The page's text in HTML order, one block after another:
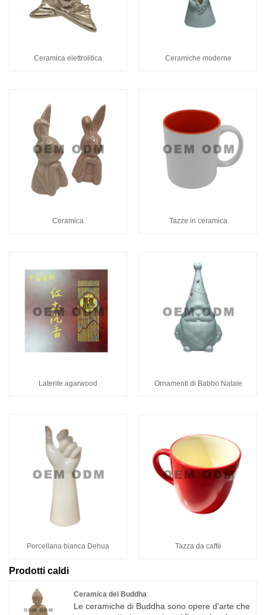
Ceramica elettrolitica Ceramiche moderne
Ceramica Tazze in ceramica
Laterite agarwood Ornamenti di Babbo Natale
Porcellana bianca Dehua Tazza da caffè
Prodotti caldi
Ceramica del Buddha
Le ceramiche di Buddha sono opere d'arte che